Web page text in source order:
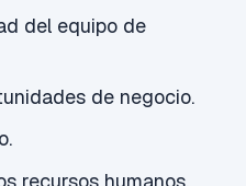
del equipo de
de negocio.
recursos humanos.